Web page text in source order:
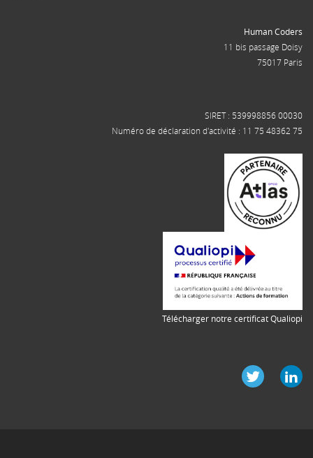
Human Coders
11 bis passage Doisy
75017 Paris
SIRET : 539998856 00030
Numéro de déclaration d'activité : 11 75 48362 75
Télécharger notre certificat Qualiopi